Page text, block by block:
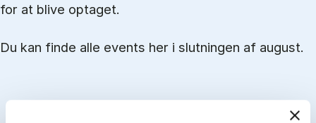
for at blive optaget.
Du kan finde alle events her i slutningen af august.